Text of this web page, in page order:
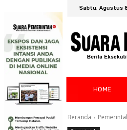
Sabtu, Agustus
HOME
Beranda